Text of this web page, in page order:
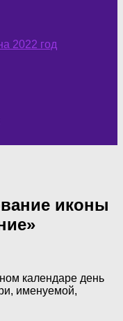
2022 год
иконы
календаре день
именуемой,